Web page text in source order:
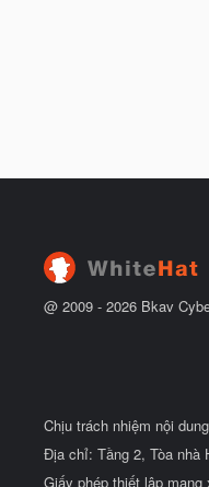
@ 2009 - 2026 Bkav
Chịu trách nhiệm nội
Địa chỉ: Tầng 2, Tòa nhà
Giấy phép thiết lập